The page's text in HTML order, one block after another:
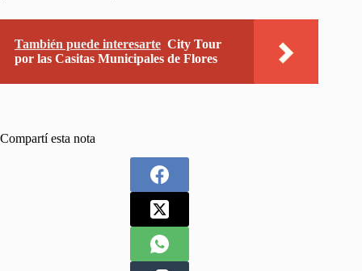
También puede interesarte City Tour
por las Casitas Municipales de Flores
Compartí esta nota